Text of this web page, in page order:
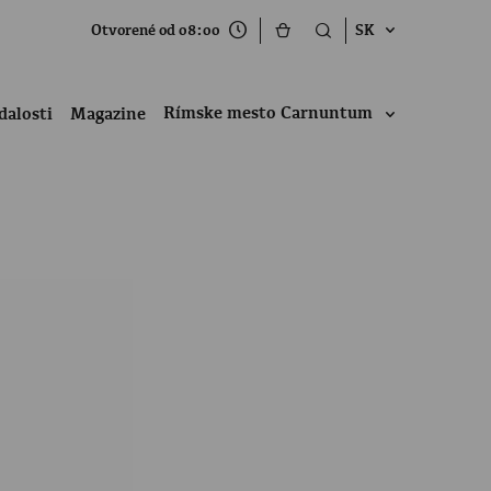
Otvorené od 08:00 SK
Magazine Rímske mesto Carnuntum